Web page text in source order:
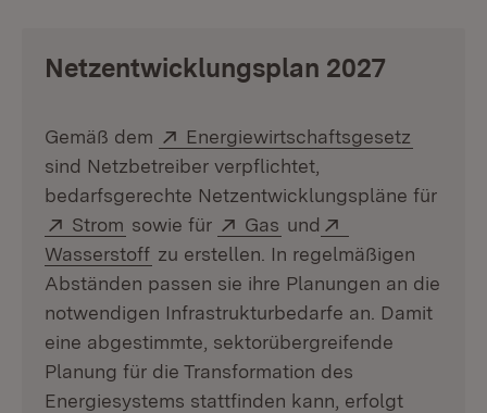
Netzentwicklungsplan 2027
Gemäß dem Extern:
Energiewirtschaftsgesetz
sind Netzbetreiber verpflichtet,
bedarfsgerechte Netzentwicklungspläne für
Extern:
Strom (Öffnet in neuem Fenster)
sowie für Extern:
Gas (Öffnet in neuem
und
Wasserstoff (Öffnet in neuem Fenster)
zu erstellen. In regelmäßigen
Abständen passen sie ihre Planungen an die
notwendigen Infrastrukturbedarfe an. Damit
eine abgestimmte, sektorübergreifende
Planung für die Transformation des
Energiesystems stattfinden kann, erfolgt